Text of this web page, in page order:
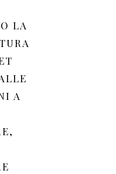
LA
A